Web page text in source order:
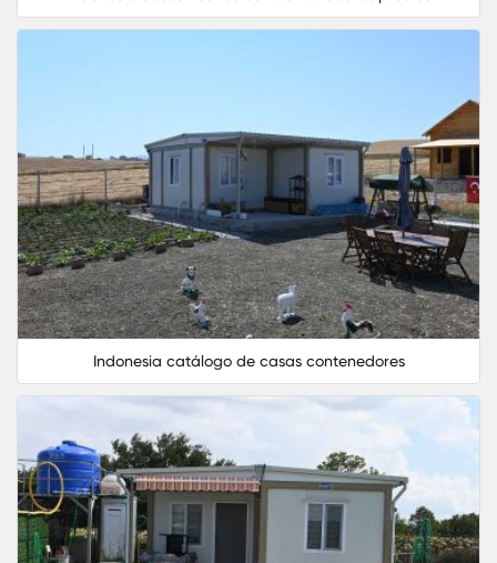
Indonesia catálogo de casas contenedores